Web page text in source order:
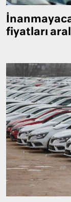
fiyatları